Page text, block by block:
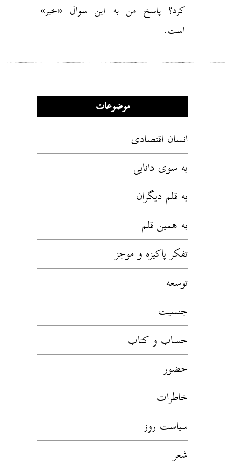
کرد؟ پاسخ من به این سوال «خیر»
است.
موضوعات
انسان اقتصادی
به سوی دانایی
به قلم دیگران
به همین قلم
تفکر پاکیزه و موجز
توسعه
جنسیت
حساب و کتاب
حضور
خاطرات
سیاست روز
شعر